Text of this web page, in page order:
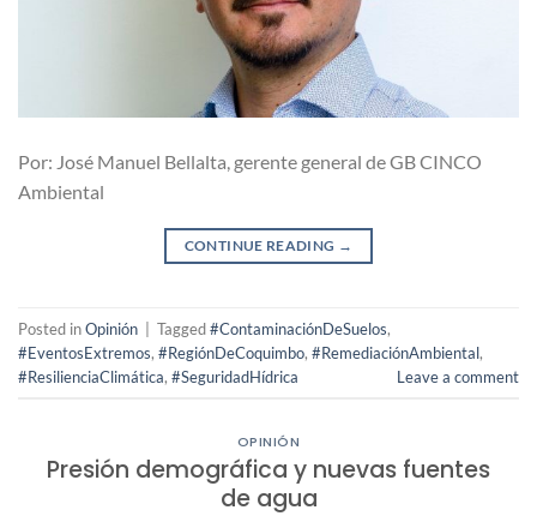
Por: José Manuel Bellalta, gerente general de GB CINCO
Ambiental
CONTINUE READING →
Posted inOpinión Tagged#ContaminaciónDeSuelos,
#EventosExtremos, #RegiónDeCoquimbo, #RemediaciónAmbiental,
#ResilienciaClimática, #SeguridadHídrica Leave a comment
OPINIÓN
Presión demográfica y nuevas fuentes
de agua